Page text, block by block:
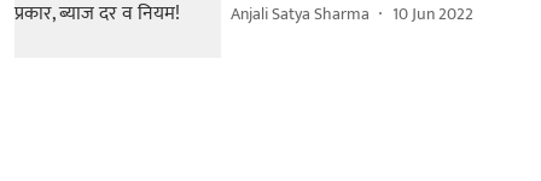
Anjali Satya Sharma 10 Jun 2022